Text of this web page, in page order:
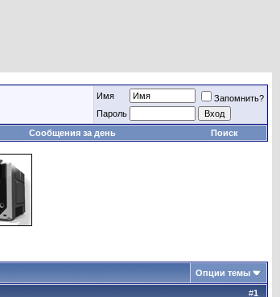
Имя
Запомнить?
Пароль
Сообщения за день Поиск
Опции темы
#1